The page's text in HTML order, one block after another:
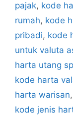
pajak, kode
rumah, kode
pribadi, kode
untuk valuta
harta utang
kode harta
harta warisan,
kode jenis